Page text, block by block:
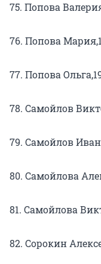
75. Попова
76. Попова
77. Попова
78. Самойлов
79. Самойлов
80. Самойлова
81. Самойлова
82. Сорокин